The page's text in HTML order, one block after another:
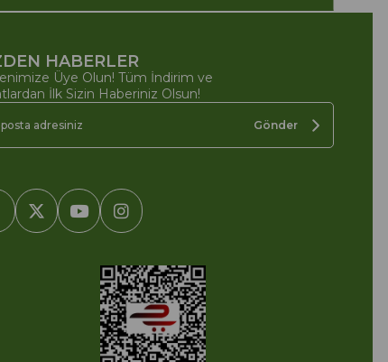
HABERLER
Üye Olun! Tüm İndirim ve
İlk Sizin Haberiniz Olsun!
Gönder